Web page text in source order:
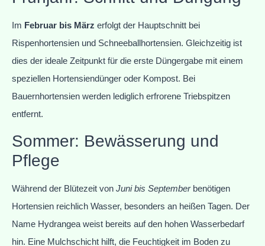
Im Februar bis März erfolgt der Hauptschnitt bei
Rispenhortensien und Schneeballhortensien. Gleichzeitig ist
dies der ideale Zeitpunkt für die erste Düngergabe mit einem
speziellen Hortensiendünger oder Kompost. Bei
Bauernhortensien werden lediglich erfrorene Triebspitzen
entfernt.
Sommer: Bewässerung und
Pflege
Während der Blütezeit von Juni bis Septemberbenötigen
Hortensien reichlich Wasser, besonders an heißen Tagen. Der
Name Hydrangea weist bereits auf den hohen Wasserbedarf
hin. Eine Mulchschicht hilft, die Feuchtigkeit im Boden zu